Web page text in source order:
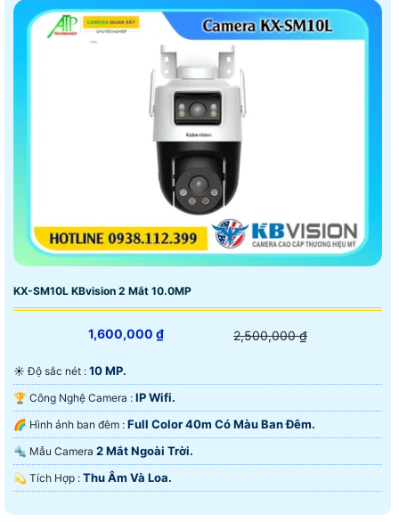
KX-SM10L KBvision 2 Mắt 10.0MP
1,600,000 ₫ 2,500,000 ₫
☀️ Độ sắc nét : 10 MP.
🏆 Công Nghệ Camera : IP Wifi.
🌈 Hình ảnh ban đêm : Full Color 40m Có Màu Ban Ðêm.
🔩 Mẫu Camera 2 Mắt Ngoài Trời.
️💫 Tích Hợp : Thu Âm Và Loa.